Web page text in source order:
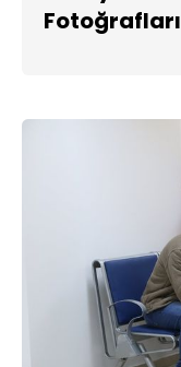
Fotoğrafları